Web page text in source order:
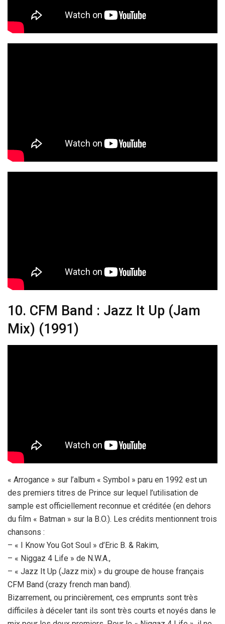
10. CFM Band : Jazz It Up (Jam
Mix) (1991)
« Arrogance » sur l’album « Symbol » paru en 1992 est un
des premiers titres de Prince sur lequel l’utilisation de
sample est officiellement reconnue et créditée (en dehors
du film « Batman » sur la B.O.). Les crédits mentionnent trois
chansons :
– « I Know You Got Soul » d’Eric B. & Rakim,
– « Niggaz 4 Life » de N.W.A.,
– « Jazz It Up (Jazz mix) » du groupe de house français
CFM Band (crazy french man band).
Bizarrement, ou princièrement, ces emprunts sont très
difficiles à déceler tant ils sont très courts et noyés dans le